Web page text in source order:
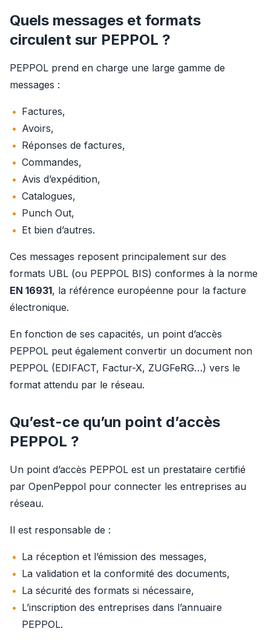
Quels messages et formats
circulent sur PEPPOL ?
PEPPOL prend en charge une large gamme de
messages :
Factures,
Avoirs,
Réponses de factures,
Commandes,
Avis d’expédition,
Catalogues,
Punch Out,
Et bien d’autres.
Ces messages reposent principalement sur des
formats UBL (ou PEPPOL BIS) conformes à la norme
EN 16931, la référence européenne pour la facture
électronique.
En fonction de ses capacités, un point d’accès
PEPPOL peut également convertir un document non
PEPPOL (EDIFACT, Factur-X, ZUGFeRG…) vers le
format attendu par le réseau.
Qu’est-ce qu’un point d’accès
PEPPOL ?
Un point d’accès PEPPOL est un prestataire certifié
par OpenPeppol pour connecter les entreprises au
réseau.
Il est responsable de :
La réception et l’émission des messages,
La validation et la conformité des documents,
La sécurité des formats si nécessaire,
L’inscription des entreprises dans l’annuaire
PEPPOL.